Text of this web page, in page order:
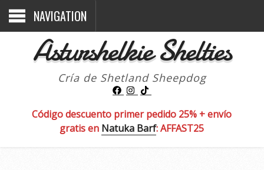
NAVIGATION
Asturshelkie Shelties
Cría de Shetland Sheepdog
Código descuento primer pedido 25% + envío
gratis en Natuka Barf: AFFAST25